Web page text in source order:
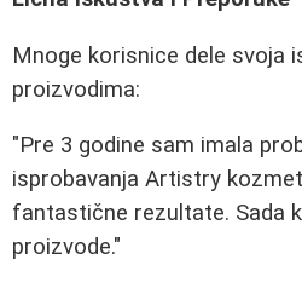
Mnoge korisnice dele svoja
proizvodima:
"Pre 3 godine sam imala
isprobavanja Artistry
fantastične rezultate. Sada
proizvode."